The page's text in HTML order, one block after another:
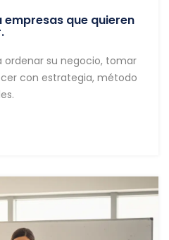
que quieren
ordenar su negocio, tomar
con estrategia, método